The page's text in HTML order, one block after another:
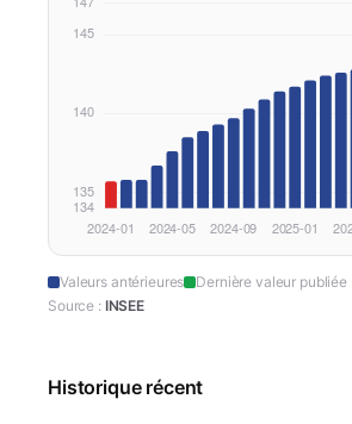
Valeurs antérieures
Dernière valeur publiée
Source : INSEE
Historique récent